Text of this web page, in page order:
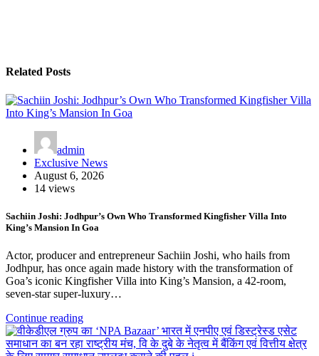
Related Posts
admin
Exclusive News
August 6, 2026
14 views
Sachiin Joshi: Jodhpur’s Own Who Transformed Kingfisher Villa Into
King’s Mansion In Goa
Actor, producer and entrepreneur Sachiin Joshi, who hails from
Jodhpur, has once again made history with the transformation of
Goa’s iconic Kingfisher Villa into King’s Mansion, a 42-room,
seven-star super-luxury…
Continue reading